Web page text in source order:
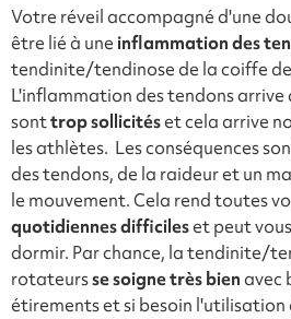
Votre réveil accompagné d'une
être lié à une inflammation des
tendinite/tendinose de la coiffe
L'inflammation des tendons arrive
sonttropsollicitéset cela arrive
les athlètes. Les conséquences
des tendons, de la raideur et un
le mouvement. Cela rend toutes
quotidiennes difficileset peut
dormir. Par chance, la tendinite/
rotateursse soigne très bienavec
étirements et si besoin